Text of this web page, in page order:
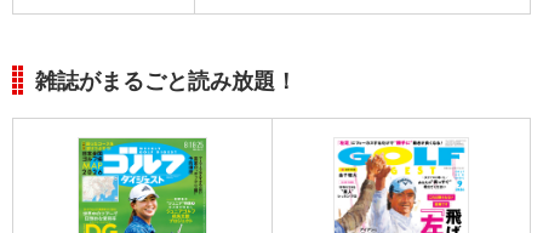
雑誌がまるごと読み放題！